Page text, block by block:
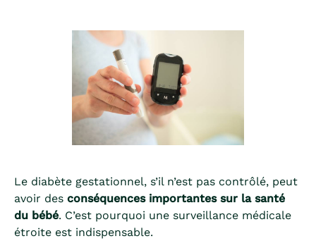
Le diabète gestationnel, s’il n’est pas contrôlé, peut
avoir des conséquences importantes sur la santé
du bébé. C’est pourquoi une surveillance médicale
étroite est indispensable.